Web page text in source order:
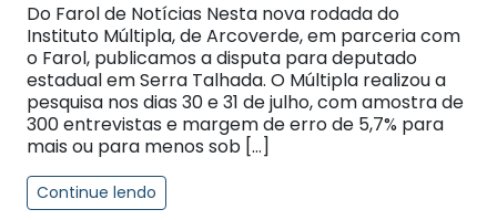
Do Farol de Notícias Nesta nova rodada do
Instituto Múltipla, de Arcoverde, em parceria com
o Farol, publicamos a disputa para deputado
estadual em Serra Talhada. O Múltipla realizou a
pesquisa nos dias 30 e 31 de julho, com amostra de
300 entrevistas e margem de erro de 5,7% para
mais ou para menos sob […]
Continue lendo